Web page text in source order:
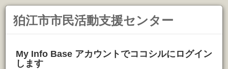
狛江市市民活動支援センター
My Info Base アカウントでココシルにログイン
します